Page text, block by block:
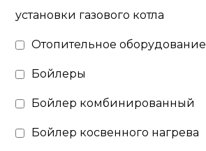
установки газового котла
Отопительное оборудование
Бойлеры
Бойлер комбинированный
Бойлер косвенного нагрева